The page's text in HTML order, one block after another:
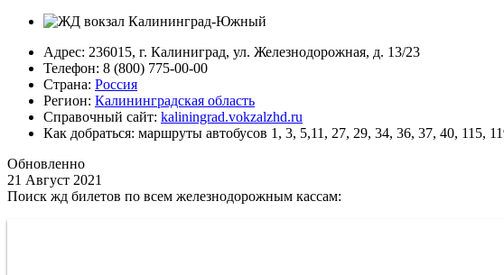
Адрес: 236015, г. Калиниград, ул. Железнодорожная, д. 13/23
Телефон: 8 (800) 775-00-00
Страна: Россия
Регион: Калининградская область
Справочный сайт: kaliningrad.vokzalzhd.ru
Как добраться: маршруты автобусов 1, 3, 5,11, 27, 29, 34, 36, 37, 40, 115,
Обновленно
21 Август 2021
Поиск жд билетов по всем железнодорожным кассам: